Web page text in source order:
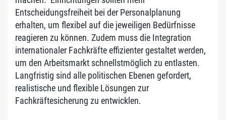
Entscheidungsfreiheit bei der Personalplanung
erhalten, um flexibel auf die jeweiligen Bedürfnisse
reagieren zu können. Zudem muss die Integration
internationaler Fachkräfte effizienter gestaltet werden,
um den Arbeitsmarkt schnellstmöglich zu entlasten.
Langfristig sind alle politischen Ebenen gefordert,
realistische und flexible Lösungen zur
Fachkräftesicherung zu entwicklen.